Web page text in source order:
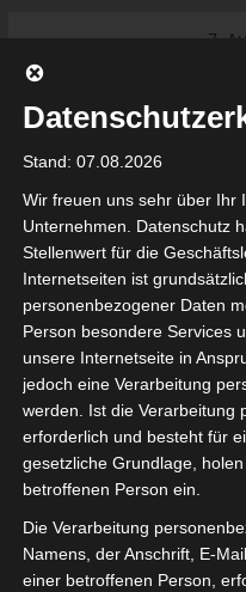
7.
steuert
2026
El
Ligue 1
Ligue 2
Saison
von Google Adsense
Ireland) benötigen wir laut
Daten erhoben,
bitte den
Google Adsenseist deaktiviert.
Stand: 07.08.2026
Wir freuen uns sehr über Ihr
Unternehmen. Datenschutz
Stellenwert für die
Internetseiten ist
personenbezogener Daten
Person besondere Services
unsere Internetseite in
jedoch eine Verarbeitung
werden. Ist die Verarbeitung
erforderlich und besteht für
gesetzliche Grundlage,
betroffenen Person ein.
Die Verarbeitung
Namens, der Anschrift, E-
einer betroffenen Person,